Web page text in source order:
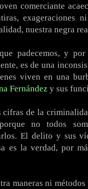
comerciante
exageraciones
nuestra negra
que padecemos, y
es de una
viven en una
Fernández y sus
cifras de la
no todos
El delito y sus
es la verdad, por
maneras ni métodos